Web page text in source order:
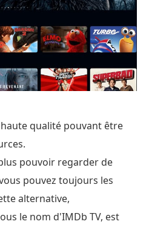
haute qualité pouvant être
pouvoir regarder de
pouvez toujours les
alternative,
le nom d'IMDb TV, est